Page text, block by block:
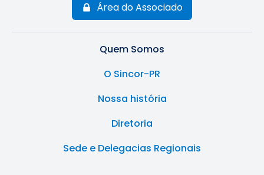
Área do Associado
Quem Somos
O Sincor-PR
Nossa história
Diretoria
Sede e Delegacias Regionais